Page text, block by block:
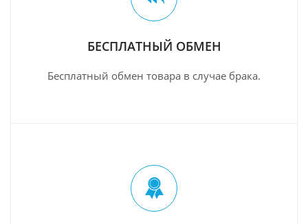
БЕСПЛАТНЫЙ ОБМЕН
Бесплатный обмен товара в случае брака.